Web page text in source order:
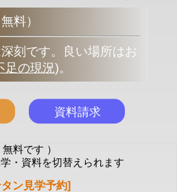
料）
刻です。良い場所はお
の現況)。
無料です ）
・資料を切替えられます
タン見学予約]